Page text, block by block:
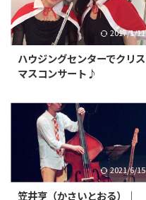
2017/1/11
ハウジングセンターでクリス
マスコンサート♪
2021/6/15
笠井亨（かさいとおる）｜